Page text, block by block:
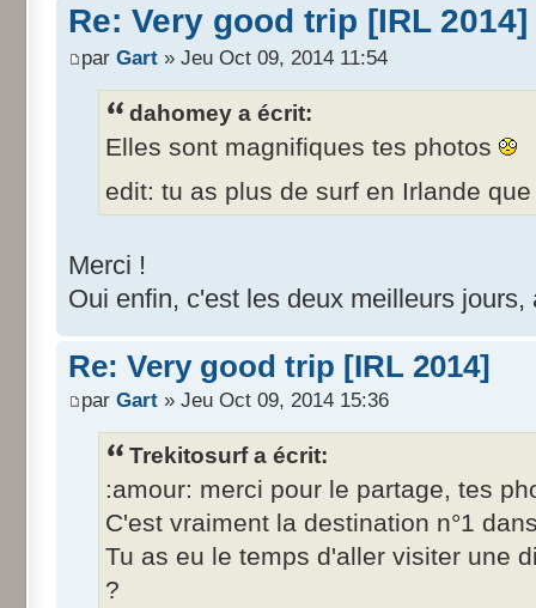
Re: Very good trip [IRL 2014]
par Gart » Jeu Oct 09, 2014 11:54
dahomey a écrit:
Elles sont magnifiques tes photos
edit: tu as plus de surf en Irlande
Merci !
Oui enfin, c'est les deux meilleurs jours,
Re: Very good trip [IRL 2014]
par Gart » Jeu Oct 09, 2014 15:36
Trekitosurf a écrit:
:amour: merci pour le partage, tes
C'est vraiment la destination n°1
Tu as eu le temps d'aller visiter une
?